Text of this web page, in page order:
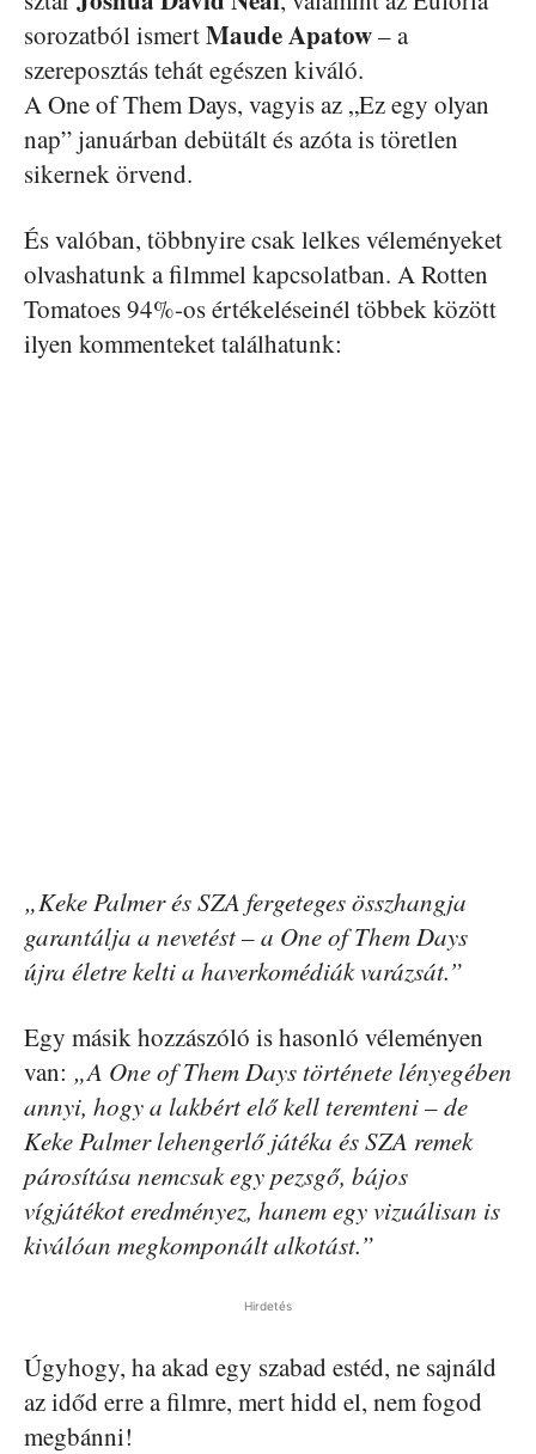
sorozatból ismertMaude Apatow– a
szereposztás tehát egészen kiváló.
A One of Them Days, vagyis az „Ez egy olyan
nap” januárban debütált és azóta is töretlen
sikernek örvend.
És valóban, többnyire csak lelkes véleményeket
olvashatunk a filmmel kapcsolatban. A Rotten
Tomatoes 94%-os értékeléseinél többek között
ilyen kommenteket találhatunk:
„Keke Palmer és SZA fergeteges összhangja
garantálja a nevetést – a One of Them Days
újra életre kelti a haverkomédiák varázsát.”
Egy másik hozzászóló is hasonló véleményen
van: „A One of Them Days története lényegében
annyi, hogy a lakbért elő kell teremteni – de
Keke Palmer lehengerlő játéka és SZA remek
párosítása nemcsak egy pezsgő, bájos
vígjátékot eredményez, hanem egy vizuálisan is
kiválóan megkomponált alkotást.”
Hirdetés
Úgyhogy, ha akad egy szabad estéd, ne sajnáld
az időd erre a filmre, mert hidd el, nem fogod
megbánni!